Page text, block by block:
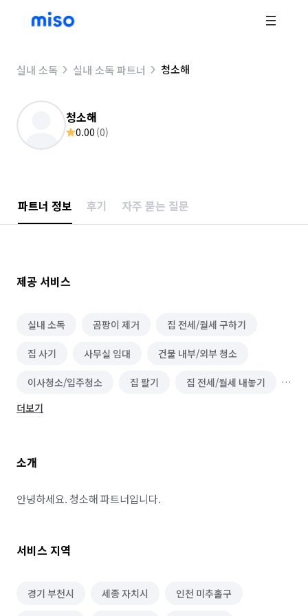
실내 소독 실내 소독 파트너 청소해
청소해
0.00 (0)
파트너 정보 후기 자주 묻는 질문
제공 서비스
실내 소독 곰팡이 제거 집 전세/월세 구하기
집 사기 사무실 임대 건물 내부/외부 청소
이사청소/입주청소 집 팔기 집 전세/월세 내놓기
바닥 청소 (왁스 코팅)
더보기
소개
안녕하세요. 청소해 파트너입니다.
서비스 지역
경기 부천시 세종 자치시 인천 미추홀구